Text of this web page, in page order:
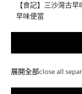
【食記】三沙灣古
早味便當
展開全部close all